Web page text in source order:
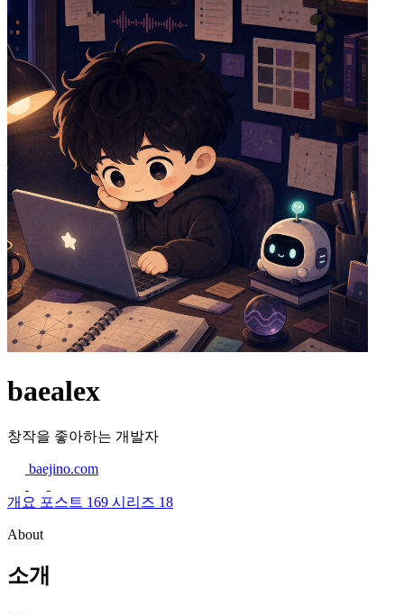
baealex
창작을 좋아하는 개발자
baejino.com
개요 포스트 169 시리즈 18
About
소개